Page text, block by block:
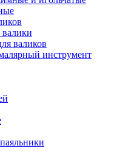
валиков
инструмент